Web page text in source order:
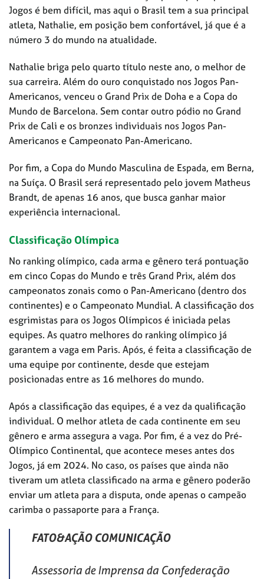
Jogos é bem difícil, mas aqui o Brasil tem a sua principal
atleta, Nathalie, em posição bem confortável, já que é a
número 3 do mundo na atualidade.
Nathalie briga pelo quarto título neste ano, o melhor de
sua carreira. Além do ouro conquistado nos Jogos Pan-
Americanos, venceu o Grand Prix de Doha e a Copa do
Mundo de Barcelona. Sem contar outro pódio no Grand
Prix de Cali e os bronzes individuais nos Jogos Pan-
Americanos e Campeonato Pan-Americano.
Por fim, a Copa do Mundo Masculina de Espada, em Berna,
na Suíça. O Brasil será representado pelo jovem Matheus
Brandt, de apenas 16 anos, que busca ganhar maior
experiência internacional.
Classificação Olímpica
No ranking olímpico, cada arma e gênero terá pontuação
em cinco Copas do Mundo e três Grand Prix, além dos
campeonatos zonais como o Pan-Americano (dentro dos
continentes) e o Campeonato Mundial. A classificação dos
esgrimistas para os Jogos Olímpicos é iniciada pelas
equipes. As quatro melhores do ranking olímpico já
garantem a vaga em Paris. Após, é feita a classificação de
uma equipe por continente, desde que estejam
posicionadas entre as 16 melhores do mundo.
Após a classificação das equipes, é a vez da qualificação
individual. O melhor atleta de cada continente em seu
gênero e arma assegura a vaga. Por fim, é a vez do Pré-
Olímpico Continental, que acontece meses antes dos
Jogos, já em 2024. No caso, os países que ainda não
tiveram um atleta classificado na arma e gênero poderão
enviar um atleta para a disputa, onde apenas o campeão
carimba o passaporte para a França.
FATO&AÇÃO COMUNICAÇÃO
Assessoria de Imprensa da Confederação